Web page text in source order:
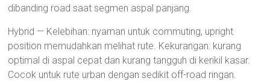
dibanding road saat segmen aspal panjang.
Hybrid — Kelebihan: nyaman untuk commuting, upright
position memudahkan melihat rute. Kekurangan: kurang
optimal di aspal cepat dan kurang tangguh di kerikil kasar.
Cocok untuk rute urban dengan sedikit off-road ringan.